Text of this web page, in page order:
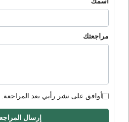
مراجعتك
أوافق على نشر رأيي بعد المراجعة.
إرسال